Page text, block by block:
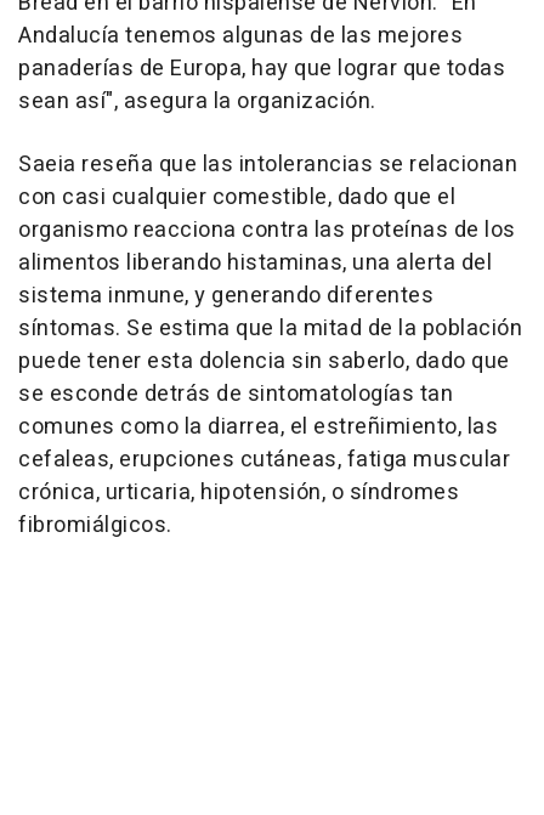
Andalucía tenemos algunas de las mejores
panaderías de Europa, hay que lograr que todas
sean así", asegura la organización.
Saeia reseña que las intolerancias se relacionan
con casi cualquier comestible, dado que el
organismo reacciona contra las proteínas de los
alimentos liberando histaminas, una alerta del
sistema inmune, y generando diferentes
síntomas. Se estima que la mitad de la población
puede tener esta dolencia sin saberlo, dado que
se esconde detrás de sintomatologías tan
comunes como la diarrea, el estreñimiento, las
cefaleas, erupciones cutáneas, fatiga muscular
crónica, urticaria, hipotensión, o síndromes
fibromiálgicos.